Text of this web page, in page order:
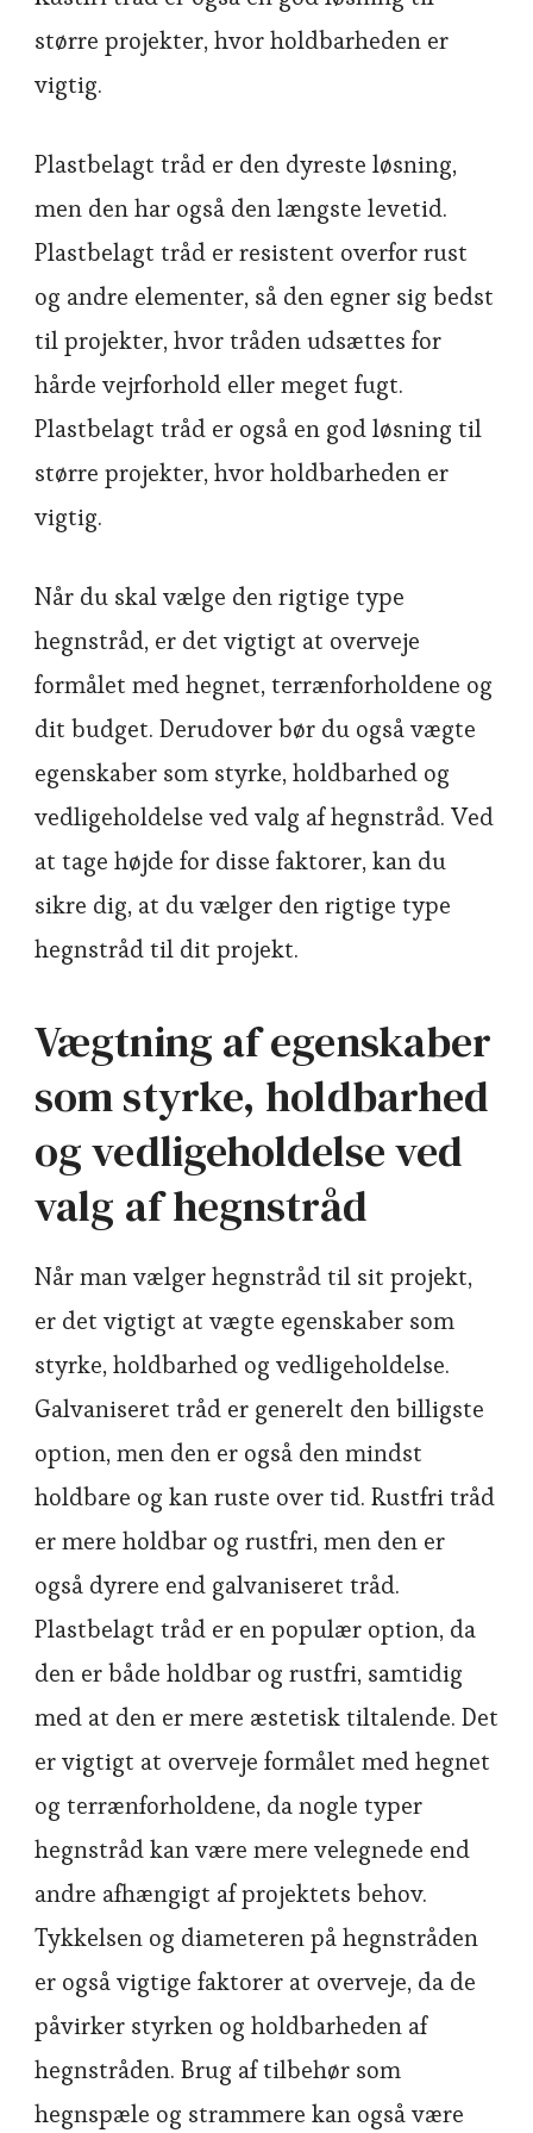
større projekter, hvor holdbarheden er
vigtig.
Plastbelagt tråd er den dyreste løsning,
men den har også den længste levetid.
Plastbelagt tråd er resistent overfor rust
og andre elementer, så den egner sig bedst
til projekter, hvor tråden udsættes for
hårde vejrforhold eller meget fugt.
Plastbelagt tråd er også en god løsning til
større projekter, hvor holdbarheden er
vigtig.
Når du skal vælge den rigtige type
hegnstråd, er det vigtigt at overveje
formålet med hegnet, terrænforholdene og
dit budget. Derudover bør du også vægte
egenskaber som styrke, holdbarhed og
vedligeholdelse ved valg af hegnstråd. Ved
at tage højde for disse faktorer, kan du
sikre dig, at du vælger den rigtige type
hegnstråd til dit projekt.
Vægtning af egenskaber
som styrke, holdbarhed
og vedligeholdelse ved
valg af hegnstråd
Når man vælger hegnstråd til sit projekt,
er det vigtigt at vægte egenskaber som
styrke, holdbarhed og vedligeholdelse.
Galvaniseret tråd er generelt den billigste
option, men den er også den mindst
holdbare og kan ruste over tid. Rustfri tråd
er mere holdbar og rustfri, men den er
også dyrere end galvaniseret tråd.
Plastbelagt tråd er en populær option, da
den er både holdbar og rustfri, samtidig
med at den er mere æstetisk tiltalende. Det
er vigtigt at overveje formålet med hegnet
og terrænforholdene, da nogle typer
hegnstråd kan være mere velegnede end
andre afhængigt af projektets behov.
Tykkelsen og diameteren på hegnstråden
er også vigtige faktorer at overveje, da de
påvirker styrken og holdbarheden af
hegnstråden. Brug af tilbehør som
hegnspæle og strammere kan også være